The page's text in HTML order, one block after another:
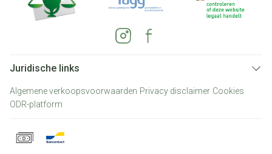
Juridische links
Algemene verkoopsvoorwaarden Privacy disclaimer Cookies
ODR-platform